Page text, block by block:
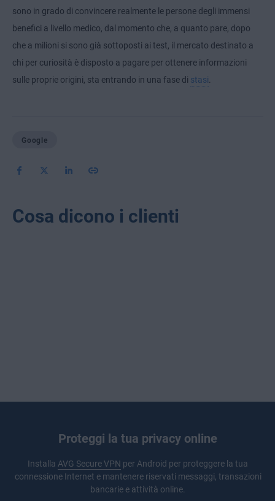
sono in grado di convincere realmente le persone degli immensi
benefici a livello medico, dal momento che, a quanto pare, dopo
che a milioni si sono già sottoposti ai test, il mercato destinato a
chi per curiosità è disposto a pagare per ottenere informazioni
sulle proprie origini, sta entrando in una fase di stasi.
Google
Cosa dicono i clienti
Proteggi la tua privacy online
Installa AVG Secure VPN per Android per proteggere la tua
connessione Internet e mantenere riservati messaggi, transazioni
bancarie e attività online.